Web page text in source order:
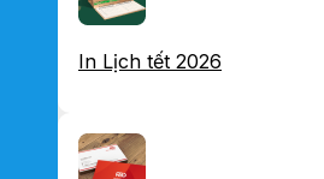
In Lịch tết 2026